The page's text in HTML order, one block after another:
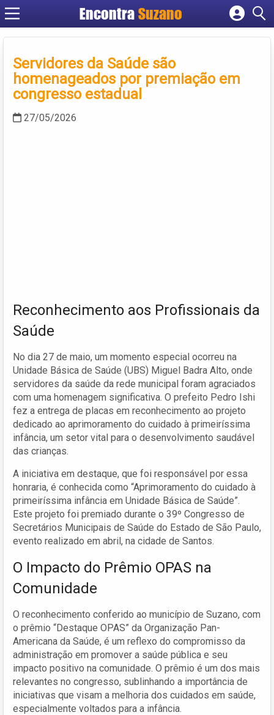
EncontraSuzano
Cadastrar empresa
Criar conta
Servidores da Saúde são
homenageados por premiação em
congresso estadual
27/05/2026
Reconhecimento aos Profissionais da
Saúde
No dia 27 de maio, um momento especial ocorreu na
Unidade Básica de Saúde (UBS) Miguel Badra Alto, onde
servidores da saúde da rede municipal foram agraciados
com uma homenagem significativa. O prefeito Pedro Ishi
fez a entrega de placas em reconhecimento ao projeto
dedicado ao aprimoramento do cuidado à primeiríssima
infância, um setor vital para o desenvolvimento saudável
das crianças.
A iniciativa em destaque, que foi responsável por essa
honraria, é conhecida como “Aprimoramento do cuidado à
primeiríssima infância em Unidade Básica de Saúde”.
Este projeto foi premiado durante o 39º Congresso de
Secretários Municipais de Saúde do Estado de São Paulo,
evento realizado em abril, na cidade de Santos.
O Impacto do Prêmio OPAS na
Comunidade
O reconhecimento conferido ao município de Suzano, com
o prêmio “Destaque OPAS” da Organização Pan-
Americana da Saúde, é um reflexo do compromisso da
administração em promover a saúde pública e seu
impacto positivo na comunidade. O prêmio é um dos mais
relevantes no congresso, sublinhando a importância de
iniciativas que visam a melhoria dos cuidados em saúde,
especialmente voltados para a infância.